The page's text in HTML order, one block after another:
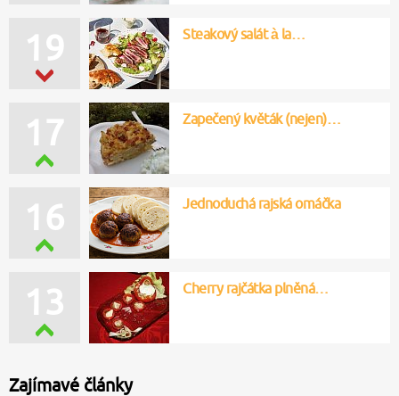
19 Steakový salát à la…
17 Zapečený květák (nejen)…
16 Jednoduchá rajská omáčka
13 Cherry rajčátka plněná…
Zajímavé články